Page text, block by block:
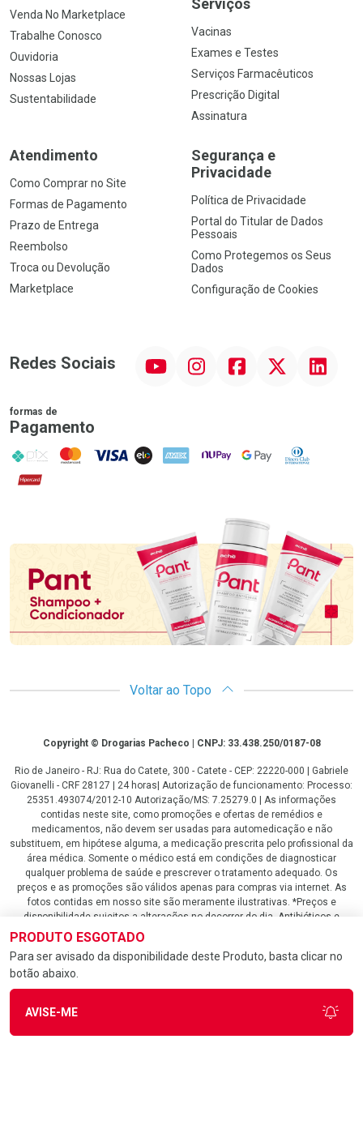
PRODUTO ESGOTADO
Para ser avisado da disponibilidade deste Produto, basta clicar no
botão abaixo.
AVISE-ME
Venda No Marketplace
Trabalhe Conosco
Ouvidoria
Nossas Lojas
Sustentabilidade
Serviços
Vacinas
Exames e Testes
Serviços Farmacêuticos
Prescrição Digital
Assinatura
Atendimento
Como Comprar no Site
Formas de Pagamento
Prazo de Entrega
Reembolso
Troca ou Devolução
Marketplace
Segurança e
Privacidade
Política de Privacidade
Portal do Titular de Dados
Pessoais
Como Protegemos os Seus
Dados
Configuração de Cookies
Redes Sociais InstagramFacebook Linkedin
formas de
Pagamento
PIX MasterCard
VISA ELO AMEX NuPay Google PayDiners Club
Hipercard
Promoção em Destaque
Voltar ao Topo
CopyrightCopyright © Drogarias Pacheco | CNPJ: 33.438.250/0187-08
Rio de Janeiro - RJ: Rua do Catete, 300 - Catete - CEP: 22220-000 | Gabriele
Giovanelli - CRF 28127 | 24 horas| Autorização de funcionamento: Processo:
25351.493074/2012-10 Autorização/MS: 7.25279.0 | As informações
contidas neste site, como promoções e ofertas de remédios e
medicamentos, não devem ser usadas para automedicação e não
substituem, em hipótese alguma, a medicação prescrita pelo profissional da
área médica. Somente o médico está em condições de diagnosticar
qualquer problema de saúde e prescrever o tratamento adequado. Os
preços e as promoções são válidos apenas para compras via internet. As
fotos contidas em nosso site são meramente ilustrativas. *Preços e
disponibilidade sujeitos a alterações no decorrer do dia. Antibióticos e
antimicrobianos vendas apenas em lojas físicas ou televendas. Portaria nº
344 - 01/02/1999 - Ministério da Saúde. Horário de funcionamento Central
de Vendas e Atendimento ao Cliente 4020 4404 ou 0800 282 10 10 de
LGPD Aceite os Cookies